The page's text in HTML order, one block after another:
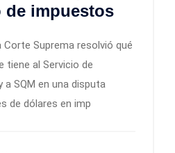
de impuestos
Corte Suprema resolvió qué
tiene al Servicio de
SQM en una disputa
de dólares en imp